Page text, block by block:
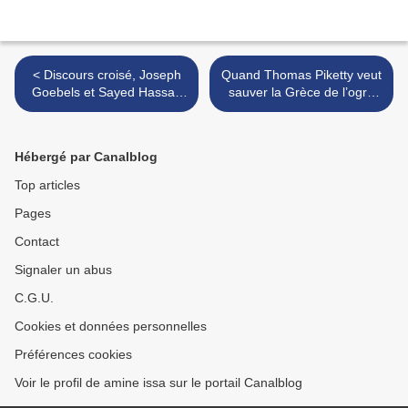
< Discours croisé, Joseph
Goebels et Sayed Hassan
Nassralah.
Quand Thomas Piketty veut
sauver la Grèce de l’ogre
allemand. >
Hébergé par Canalblog
Top articles
Pages
Contact
Signaler un abus
C.G.U.
Cookies et données personnelles
Préférences cookies
Voir le profil de amine issa sur le portail Canalblog